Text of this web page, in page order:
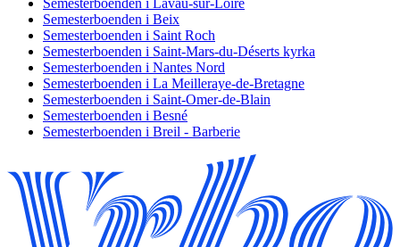
Semesterboenden i Lavau-sur-Loire
Semesterboenden i Beix
Semesterboenden i Saint Roch
Semesterboenden i Saint-Mars-du-Déserts kyrka
Semesterboenden i Nantes Nord
Semesterboenden i La Meilleraye-de-Bretagne
Semesterboenden i Saint-Omer-de-Blain
Semesterboenden i Besné
Semesterboenden i Breil - Barberie